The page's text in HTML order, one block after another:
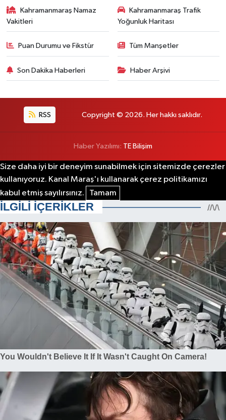
Kahramanmaraş Namaz
Vakitleri
Kahramanmaraş Trafik
Yoğunluk Haritası
Puan Durumu ve Fikstür Tüm Manşetler
Son Dakika Haberleri Haber Arşivi
RSS Copyright © 2026. Her hakkı saklıdır.
Haber Yazılımı: TE Bilişim
Size daha iyi bir deneyim sunabilmek için sitemizde çerezler
kullanıyoruz. Kanal Maraş'ı kullanarak çerez politikamızı
kabul etmiş sayılırsınız.
Tamam